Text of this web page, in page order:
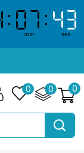
07
07
min
43
43
sek
0
0
0